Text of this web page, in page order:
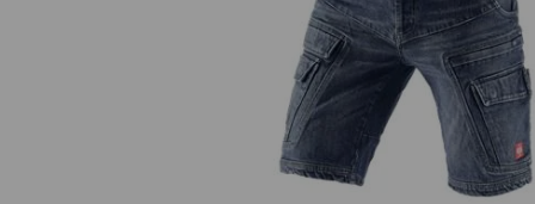
e.s. cargo worker-jeans short
POWERdenim